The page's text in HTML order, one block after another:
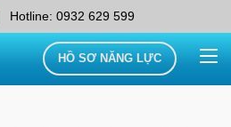
Hotline: 0932 629 599
HỒ SƠ NĂNG LỰC